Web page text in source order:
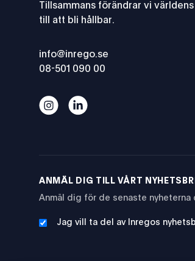
Tillsammans förändrar vi
till att bli hållbar.
info@inrego.se
08-501 090 00
Från lokal datorbutik i Lund till
Från lokal datorbutik i
ANMÄL DIG TILL VÅRT
Anmäl dig för de senaste nyheterna
Jag vill ta del av Inregos